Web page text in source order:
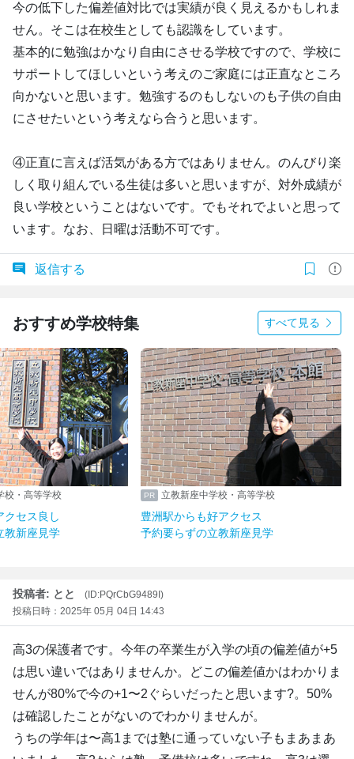
今の低下した偏差値対比では実績が良く見えるかもしれま
せん。そこは在校生としても認識をしています。
基本的に勉強はかなり自由にさせる学校ですので、学校に
サポートしてほしいという考えのご家庭には正直なところ
向かないと思います。勉強するのもしないのも子供の自由
にさせたいという考えなら合うと思います。
④正直に言えば活気がある方ではありません。のんびり楽
しく取り組んでいる生徒は多いと思いますが、対外成績が
良い学校ということはないです。でもそれでよいと思って
います。なお、日曜は活動不可です。
返信する
おすすめ学校特集 すべて見る
校・高等学校
クセス良し
教新座見学
立教新座中学校・高等学校
豊洲駅からも好アクセス
予約要らずの立教新座見学
投稿者: とと
(ID:PQrCbG9489I)
投稿日時：2025年 05月 04日 14:43
高3の保護者です。今年の卒業生が入学の頃の偏差値が+5
は思い違いではありませんか。どこの偏差値かはわかりま
せんが80%で今の+1〜2ぐらいだったと思います?。50%
は確認したことがないのでわかりませんが。
うちの学年は〜高1までは塾に通っていない子もまあまあ